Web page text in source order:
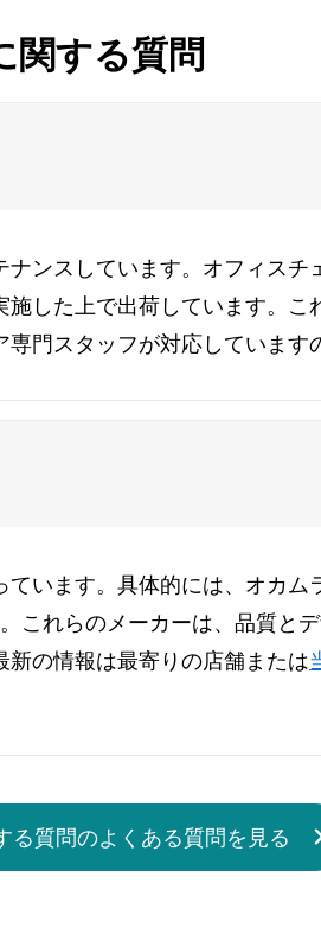
関する質問
ンスしています。オフィス
した上で出荷しています。
門スタッフが対応していま
います。具体的には、オカム
これらのメーカーは、品質と
の情報は最寄りの店舗または
る質問のよくある質問を見る